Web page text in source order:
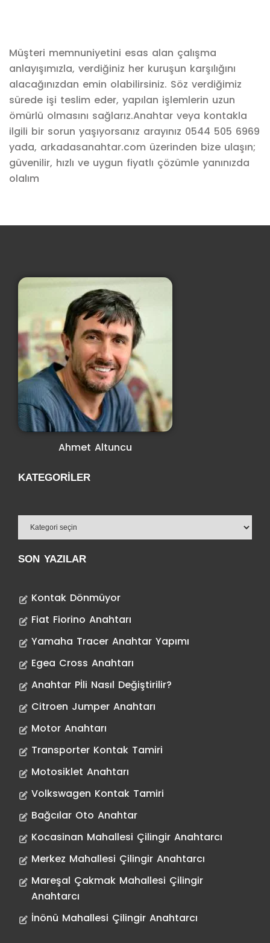
Müşteri memnuniyetini esas alan çalışma
anlayışımızla, verdiğiniz her kuruşun karşılığını
alacağınızdan emin olabilirsiniz. Söz verdiğimiz
sürede işi teslim eder, yapılan işlemlerin uzun
ömürlü olmasını sağlarız.Anahtar veya kontakla
ilgili bir sorun yaşıyorsanız arayınız 0544 505 6969
yada, arkadasanahtar.com üzerinden bize ulaşın;
güvenilir, hızlı ve uygun fiyatlı çözümle yanınızda
olalım
Ahmet Altuncu
KATEGORILER
SON YAZILAR
Kontak Dönmüyor
Fiat Fiorino Anahtarı
Yamaha Tracer Anahtar Yapımı
Egea Cross Anahtarı
Anahtar Pİli Nasıl Değiştirilir?
Citroen Jumper Anahtarı
Motor Anahtarı
Transporter Kontak Tamiri
Motosiklet Anahtarı
Volkswagen Kontak Tamiri
Bağcılar Oto Anahtar
Kocasinan Mahallesi Çilingir Anahtarcı
Merkez Mahallesi Çilingir Anahtarcı
Mareşal Çakmak Mahallesi Çilingir
Anahtarcı
İnönü Mahallesi Çilingir Anahtarcı